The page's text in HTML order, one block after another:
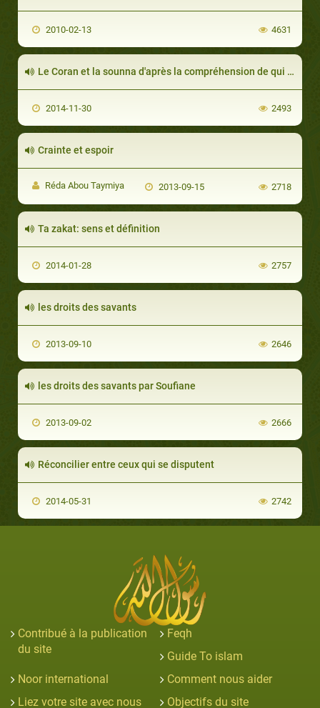
2010-02-13 4631
Le Coran et la sounna d'après la compréhension de qui ? par Soufiane
2014-11-30 2493
Crainte et espoir
Réda Abou Taymiya 2013-09-15 2718
Ta zakat: sens et définition
2014-01-28 2757
les droits des savants
2013-09-10 2646
les droits des savants par Soufiane
2013-09-02 2666
Réconcilier entre ceux qui se disputent
2014-05-31 2742
Contribué à la publication
du site
Feqh
Guide To islam
Noor international
Comment nous aider
Liez votre site avec nous
Objectifs du site